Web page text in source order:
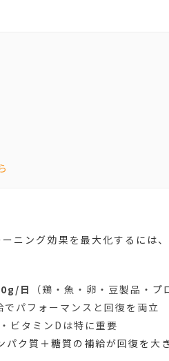
ニング効果を最大化するには
日
（鶏・魚・卵・豆製品・プ
パフォーマンスと回復を両立
ビタミンDは特に重要
パク質＋糖質の補給が回復を大